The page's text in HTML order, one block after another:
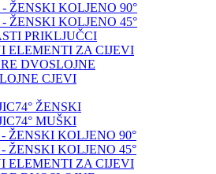
ŽENSKI KOLJENO 90°
ŽENSKI KOLJENO 45°
PRIKLJUČCI
ELEMENTI ZA CIJEVI
DVOSLOJNE
CJEVI
ŽENSKI
MUŠKI
- ŽENSKI KOLJENO 90°
- ŽENSKI KOLJENO 45°
ELEMENTI ZA CIJEVI